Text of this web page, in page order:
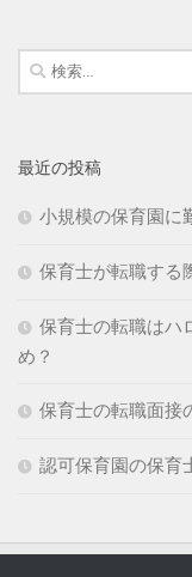
検
索:
最近の投稿
小規模の保育園に
保育士が転職する
保育士の転職はハ
め？
保育士の転職面接
認可保育園の保育